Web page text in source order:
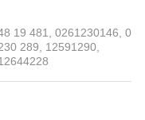
19 481, 0261230146, 0
289, 12591290,